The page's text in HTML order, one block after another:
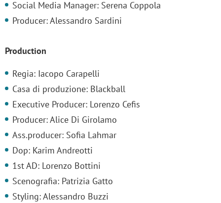
Social Media Manager: Serena Coppola
Producer: Alessandro Sardini
Production
Regia: Iacopo Carapelli
Casa di produzione: Blackball
Executive Producer: Lorenzo Cefis
Producer: Alice Di Girolamo
Ass.producer: Sofia Lahmar
Dop: Karim Andreotti
1st AD: Lorenzo Bottini
Scenografia: Patrizia Gatto
Styling: Alessandro Buzzi